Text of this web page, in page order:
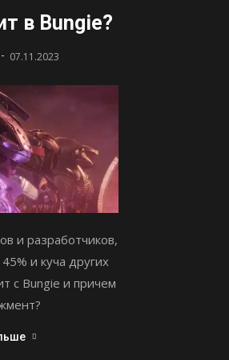
в Bungie?
- 07.11.2023
и разработчиков,
и куча других
с Bungie и причем